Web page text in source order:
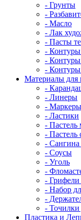
- Грунты
-
- Масло
- Лак
- Пасты
- Контуры
-
-
Материалы для
-
- Линеры
- Маркеры
- Ластики
- Пастель
- Пастель
-
- Соусы
- Уголь
-
- Грифели
- Набор
-
- Точилки
Пластика и